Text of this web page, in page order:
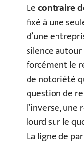
Lecontraire
fixé à une
d’une
silence autour
forcément le
de notoriété
question de
l’inverse,
lourd sur le
La ligne de